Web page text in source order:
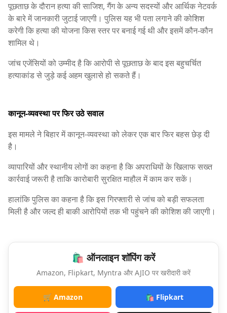
पूछताछ के दौरान हत्या की साजिश, गैंग के अन्य सदस्यों और आर्थिक नेटवर्क
के बारे में जानकारी जुटाई जाएगी। पुलिस यह भी पता लगाने की कोशिश
करेगी कि हत्या की योजना किस स्तर पर बनाई गई थी और इसमें कौन-कौन
शामिल थे।
जांच एजेंसियों को उम्मीद है कि आरोपी से पूछताछ के बाद इस बहुचर्चित
हत्याकांड से जुड़े कई अहम खुलासे हो सकते हैं।
कानून-व्यवस्था पर फिर उठे सवाल
इस मामले ने बिहार में कानून-व्यवस्था को लेकर एक बार फिर बहस छेड़ दी
है।
व्यापारियों और स्थानीय लोगों का कहना है कि अपराधियों के खिलाफ सख्त
कार्रवाई जरूरी है ताकि कारोबारी सुरक्षित माहौल में काम कर सकें।
हालांकि पुलिस का कहना है कि इस गिरफ्तारी से जांच को बड़ी सफलता
मिली है और जल्द ही बाकी आरोपियों तक भी पहुंचने की कोशिश की जाएगी।
🛍️ ऑनलाइन शॉपिंग करें
Amazon, Flipkart, Myntra और AJIO पर खरीदारी करें
🛒 Amazon 🛍️ Flipkart